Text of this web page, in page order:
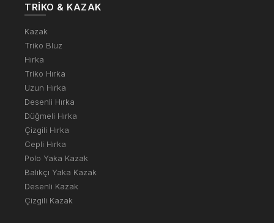
TRIKO & KAZAK
Kazak
Triko Bluz
Hırka
Triko Hırka
Uzun Hırka
Desenli Hırka
Düğmeli Hırka
Çizgili Hırka
Cepli Hırka
Polo Yaka Kazak
Balıkçı Yaka Kazak
Desenli Kazak
Çizgili Kazak